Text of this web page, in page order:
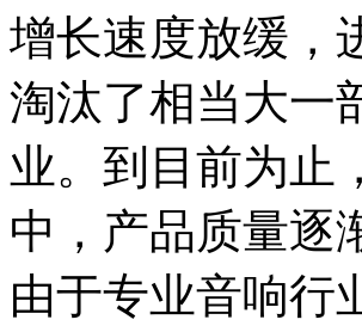
增长速度放缓，
淘汰了相当大一
业。到目前为止
中，产品质量逐
由于专业音响行